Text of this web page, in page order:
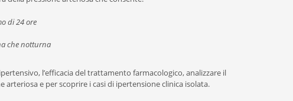
di 24 ore
che notturna
l’efficacia del trattamento farmacologico, analizzare il
arteriosa e per scoprire i casi di ipertensione clinica isolata.